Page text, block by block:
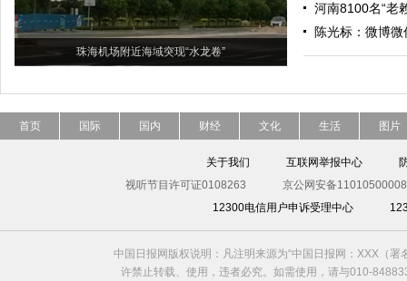
珠海机场附近海域突现“水龙卷”
河南8100名“老
陈光标：微博
首页 国际 国内 财经 文化 生活 图片
关于我们 互联网举报中心
视听节目许可证0108263
京公网安备
12300电信用户申诉受理中心
中国日报网版权说明：凡注明来源为“中国日报网：XXX（
许禁止转载、使用，违者必究。如需使用，请与010-